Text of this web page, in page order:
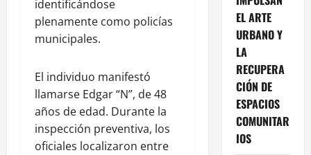
identificándose
plenamente como policías
municipales.
El individuo manifestó
llamarse Edgar “N”, de 48
años de edad. Durante la
inspección preventiva, los
oficiales localizaron entre
EL ARTE
URBANO Y
LA
RECUPERA
CIÓN DE
ESPACIOS
COMUNITAR
IOS